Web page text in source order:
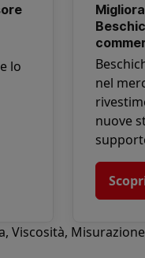
lo
nel
nuove
, Viscosità,